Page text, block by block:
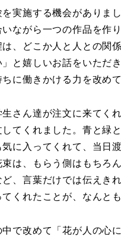
実施する機会があり
ながら一つの作品を作
、どこか人と人との関
と嬉しいお話をいただ
に働きかける力を改め
さん達が注文に来て
てくれました。青と緑
に入ってくれて、当
は、もらう側はもちろ
、言葉だけでは伝えき
くれたことが、なんと
で改めて「花が人の心